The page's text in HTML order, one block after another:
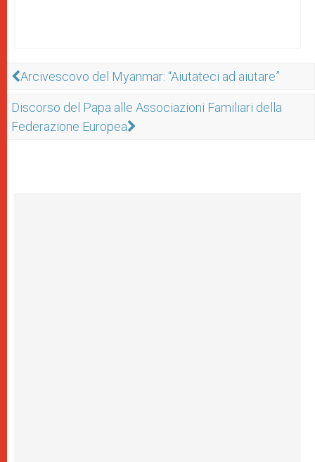
Arcivescovo del Myanmar: “Aiutateci ad aiutare”
Discorso del Papa alle Associazioni Familiari della
Federazione Europea